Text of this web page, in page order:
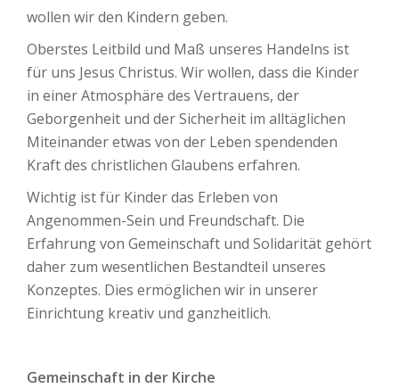
wollen wir den Kindern geben.
Oberstes Leitbild und Maß unseres Handelns ist
für uns Jesus Christus. Wir wollen, dass die Kinder
in einer Atmosphäre des Vertrauens, der
Geborgenheit und der Sicherheit im alltäglichen
Miteinander etwas von der Leben spendenden
Kraft des christlichen Glaubens erfahren.
Wichtig ist für Kinder das Erleben von
Angenommen-Sein und Freundschaft. Die
Erfahrung von Gemeinschaft und Solidarität gehört
daher zum wesentlichen Bestandteil unseres
Konzeptes. Dies ermöglichen wir in unserer
Einrichtung kreativ und ganzheitlich.
Gemeinschaft in der Kirche